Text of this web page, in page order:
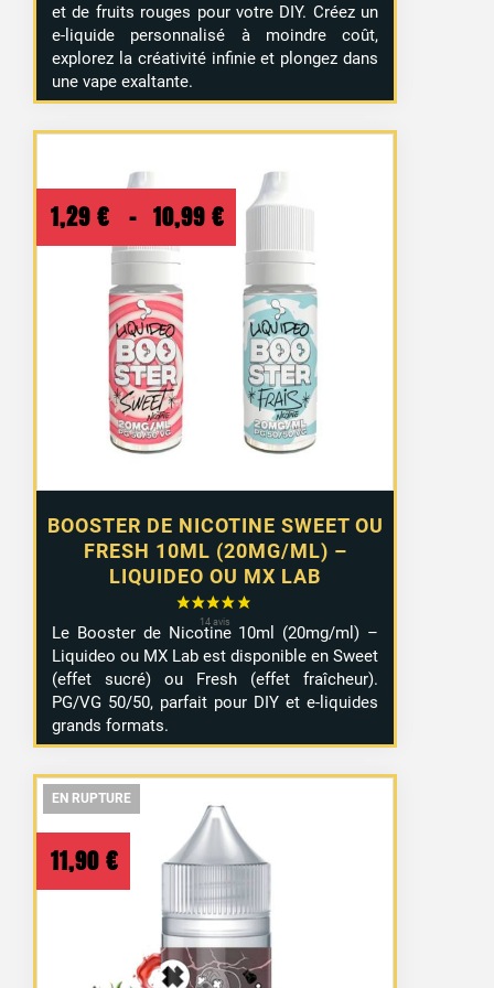
et de fruits rouges pour votre DIY. Créez un
e-liquide personnalisé à moindre coût,
explorez la créativité infinie et plongez dans
une vape exaltante.
BOOSTER DE NICOTINE SWEET OU
FRESH 10ML (20MG/ML) –
LIQUIDEO OU MX LAB
1,29 € – 10,99 €
Plage
de
prix :
1,29 €
10,99 €
Le Booster de Nicotine 10ml (20mg/ml) –
Liquideo ou MX Lab est disponible en Sweet
(effet sucré) ou Fresh (effet fraîcheur).
PG/VG 50/50, parfait pour DIY et e-liquides
grands formats.
EN RUPTURE
EN RUPTURE
11,90 €
EN RUPTURE